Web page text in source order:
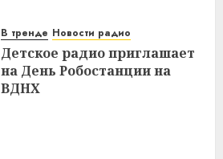
В тренде Новости радио
Детское радио приглашает
на День Робостанции на
ВДНХ